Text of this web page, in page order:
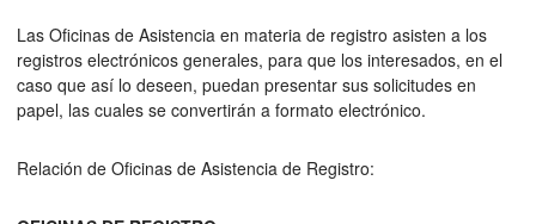
Las Oficinas de Asistencia en materia de registro asisten a los
registros electrónicos generales, para que los interesados, en el
caso que así lo deseen, puedan presentar sus solicitudes en
papel, las cuales se convertirán a formato electrónico.
Relación de Oficinas de Asistencia de Registro: